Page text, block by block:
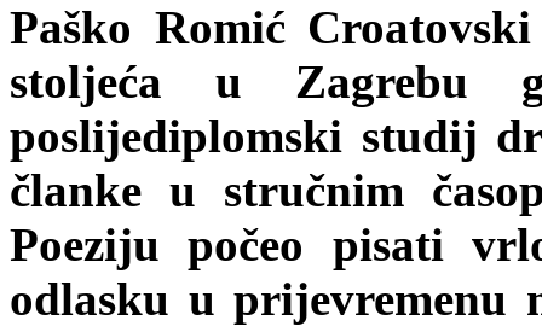
Paško Romić
stoljeća u Zagrebu
poslijediplomski studij
članke u stručnim
Poeziju počeo pisati
odlasku u prijevremenu